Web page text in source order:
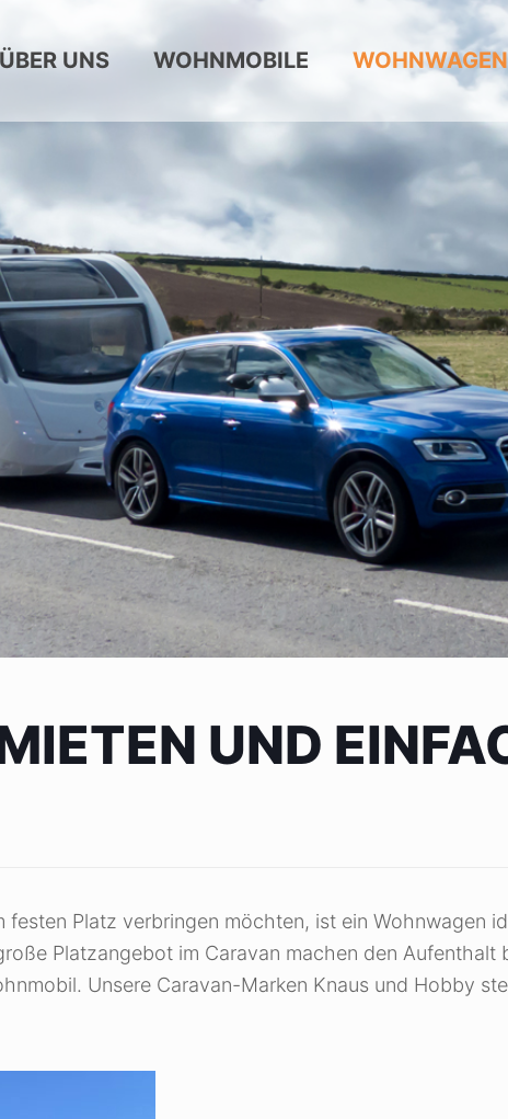
ÜBER UNS WOHNMOBILE WOHNWAGEN
UND
festen Platz verbringen möchten, ist ein Wohnwagen
Platzangebot im Caravan machen den Aufenthalt
Unsere Caravan-Marken Knaus und Hobby